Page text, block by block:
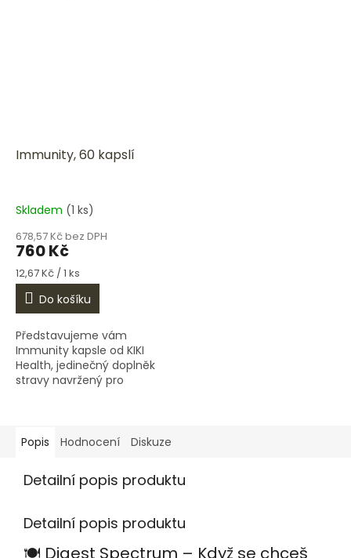
Immunity, 60 kapslí
Skladem (1 ks)
678,57 Kč bez DPH
760 Kč
Měrná
cena:
12,67 Kč / 1 ks
Do košíku
Představujeme vám
Immunity kapsle od KIKI
Health, jedinečný doplněk
stravy navržený pro
volbou pro...
Popis Hodnocení Diskuze
Detailní popis produktu
Detailní popis produktu
🍽️ Digest Spectrum – Když se chceš